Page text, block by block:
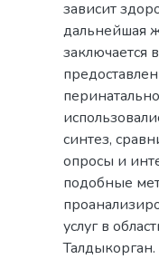
зависит
дальнейшая
заключается
синтез,
опросы и
подобные
услуг в